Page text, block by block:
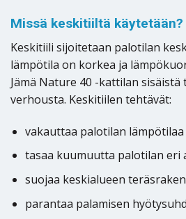
Missä keskitiiltä käytetään?
Keskitiili sijoitetaan palotilan
lämpötila on korkea ja
Jämä Nature 40 -kattilan sisäistä
verhousta. Keskitiilen tehtävät:
vakauttaa palotilan lämpötilaa
tasaa kuumuutta palotilan eri
suojaa keskialueen
parantaa palamisen